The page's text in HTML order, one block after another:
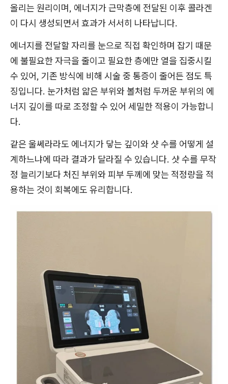
올리는 원리이며, 에너지가 근막층에 전달된 이후 콜라겐
이 다시 생성되면서 효과가 서서히 나타납니다.
에너지를 전달할 자리를 눈으로 직접 확인하며 잡기 때문
에 불필요한 자극을 줄이고 필요한 층에만 열을 집중시킬
수 있어, 기존 방식에 비해 시술 중 통증이 줄어든 점도 특
징입니다. 눈가처럼 얇은 부위와 볼처럼 두꺼운 부위의 에
너지 깊이를 따로 조정할 수 있어 세밀한 적용이 가능합니
다.
같은 울쎄라라도 에너지가 닿는 깊이와 샷 수를 어떻게 설
계하느냐에 따라 결과가 달라질 수 있습니다. 샷 수를 무작
정 늘리기보다 처진 부위와 피부 두께에 맞는 적정량을 적
용하는 것이 회복에도 유리합니다.